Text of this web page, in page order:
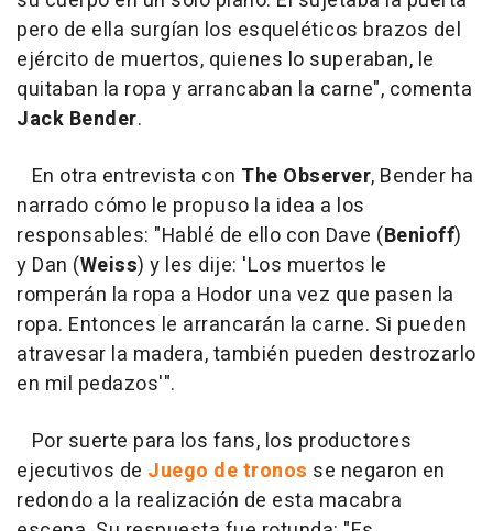
pero de ella surgían los esqueléticos brazos del
ejército de muertos, quienes lo superaban, le
quitaban la ropa y arrancaban la carne", comenta
Jack Bender.
En otra entrevista con The Observer, Bender ha
narrado cómo le propuso la idea a los
responsables: "Hablé de ello con Dave (Benioff)
y Dan (Weiss) y les dije: 'Los muertos le
romperán la ropa a Hodor una vez que pasen la
ropa. Entonces le arrancarán la carne. Si pueden
atravesar la madera, también pueden destrozarlo
en mil pedazos'".
Por suerte para los fans, los productores
ejecutivos de Juego de tronos se negaron en
redondo a la realización de esta macabra